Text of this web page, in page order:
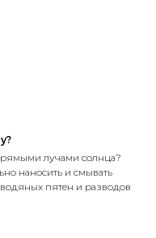
лучами солнца?
наносить и смывать
пятен и разводов